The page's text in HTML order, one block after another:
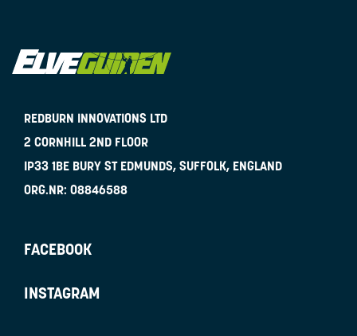
REDBURN INNOVATIONS LTD
2 CORNHILL 2ND FLOOR
IP33 1BE BURY ST EDMUNDS, SUFFOLK, ENGLAND
ORG.NR: 08846588
FACEBOOK
INSTAGRAM